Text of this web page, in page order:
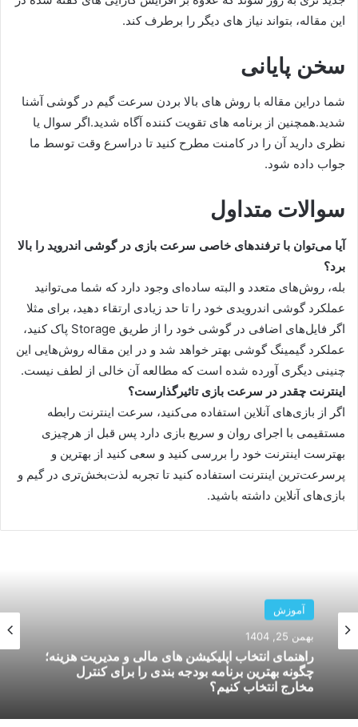
این مقاله، بتواند نیاز های دیگر را برطرف کند.
سخن پایانی
شما دراین مقاله با روش های بالا بردن سرعت گیم در گوشی آشنا
شدید.همچنین از برنامه های تقویت کننده آگاه شدید.اگر سوال یا
نظری دارید آن را در کامنت مطرح کنید تا دراسرع وقت توسط ما
جواب داده شود.
سوالات متداول
آیا می‌توان با ترفندهای خاصی سرعت بازی در گوشی اندروید را بالا
برد؟
بله، روش‌های متعدد و البته ساده‌ای وجود دارد که شما می‌توانید
عملکرد گوشی اندرویدی خود را تا حد زیادی ارتقاء دهید، برای مثلا
اگر فایل‌های اضافی در گوشی خود را از طریق Storage پاک کنید،
عملکرد گیمینگ گوشی بهتر خواهد شد و در این مقاله روش‌هایی این
چنینی دیگری آورده شده است که مطالعه آن خالی از لطف نیست.
اینترنت چقدر در سرعت بازی تاثیرگذارست؟
اگر از بازی‌های آنلاین استفاده می‌کنید، سرعت اینترنت رابطه
مستقیمی با اجرای روان و سریع بازی دارد پس قبل از هرچیزی
بهترست اینترنت خود را بررسی کنید و سعی کنید از بهترین و
پرسرعت‌ترین اینترنت استفاده کنید تا تجربه لذت‌بخش‎‌تری در گیم و
بازی‌های آنلاین داشته باشید.
آموزش
بهمن 25, 1404
آموزش
بهمن 19, 1404
بررسی عمر باتری آیفون های ۲۰۲۵ و ترفندهای
کاربردی افزایش طول عمر باتری برای جلوگیری از